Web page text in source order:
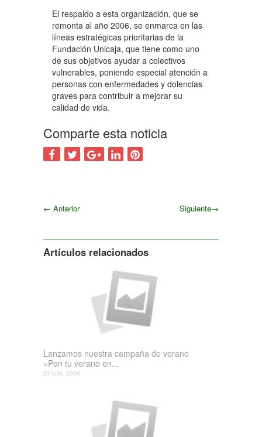
El respaldo a esta organización, que se
remonta al año 2006, se enmarca en las
líneas estratégicas prioritarias de la
Fundación Unicaja, que tiene como uno
de sus objetivos ayudar a colectivos
vulnerables, poniendo especial atención a
personas con enfermedades y dolencias
graves para contribuir a mejorar su
calidad de vida.
Comparte esta noticia
← Anterior Siguiente→
Artículos relacionados
Lanzamos nuestra campaña de verano
«Pon tu verano en...
27 julio, 2026